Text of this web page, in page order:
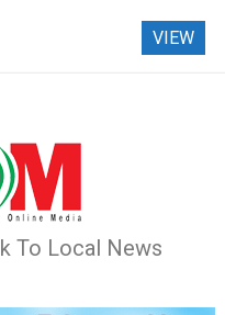
To Local News
VIEW